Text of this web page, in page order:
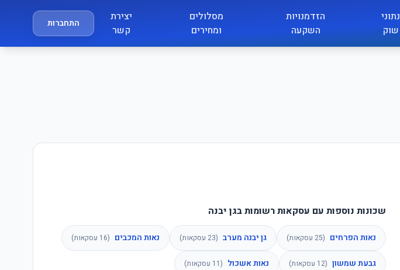
נתוני
שוק
הזדמנויות
השקעה
מסלולים
ומחירים
יצירת
קשר
התחברות
שכונות נוספות עם עסקאות רשומות בגן יבנה
נאות הפרחים (
25 עסקאות) גן יבנה מערב (
23 עסקאות) נאות המכבים (
16 עסקאות)
גבעת שמשון (
12 עסקאות) נאות אשכול (
11 עסקאות)